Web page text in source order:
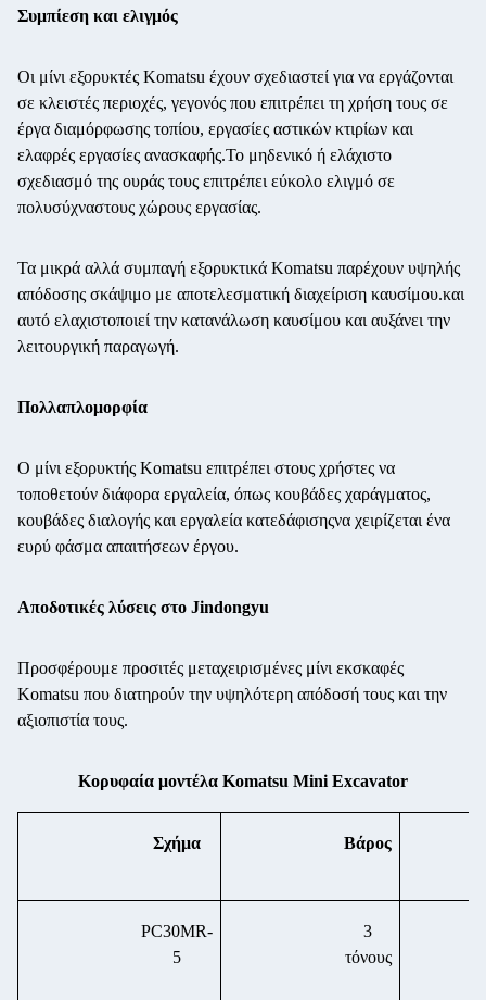
Συμπίεση και ελιγμός
Οι μίνι εξορυκτές Komatsu έχουν σχεδιαστεί για να εργάζονται
σε κλειστές περιοχές, γεγονός που επιτρέπει τη χρήση τους σε
έργα διαμόρφωσης τοπίου, εργασίες αστικών κτιρίων και
ελαφρές εργασίες ανασκαφής.Το μηδενικό ή ελάχιστο
σχεδιασμό της ουράς τους επιτρέπει εύκολο ελιγμό σε
πολυσύχναστους χώρους εργασίας.
Τα μικρά αλλά συμπαγή εξορυκτικά Komatsu παρέχουν υψηλής
απόδοσης σκάψιμο με αποτελεσματική διαχείριση καυσίμου.και
αυτό ελαχιστοποιεί την κατανάλωση καυσίμου και αυξάνει την
λειτουργική παραγωγή.
Πολλαπλομορφία
Ο μίνι εξορυκτής Komatsu επιτρέπει στους χρήστες να
τοποθετούν διάφορα εργαλεία, όπως κουβάδες χαράγματος,
κουβάδες διαλογής και εργαλεία κατεδάφισηςνα χειρίζεται ένα
ευρύ φάσμα απαιτήσεων έργου.
Αποδοτικές λύσεις στο Jindongyu
Προσφέρουμε προσιτές μεταχειρισμένες μίνι εκσκαφές
Komatsu που διατηρούν την υψηλότερη απόδοσή τους και την
αξιοπιστία τους.
Κορυφαία μοντέλα Komatsu Mini Excavator
Σχήμα Βάρος
PC30MR-
5
3
τόνους